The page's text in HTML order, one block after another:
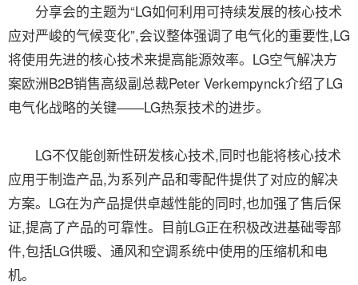
分享会的主题为“LG如何利用可持续发展的核心技术
应对严峻的气候变化”,会议整体强调了电气化的重要性,LG
将使用先进的核心技术来提高能源效率。LG空气解决方
案欧洲B2B销售高级副总裁Peter Verkempynck介绍了LG
电气化战略的关键——LG热泵技术的进步。
LG不仅能创新性研发核心技术,同时也能将核心技术
应用于制造产品,为系列产品和零配件提供了对应的解决
方案。LG在为产品提供卓越性能的同时,也加强了售后保
证,提高了产品的可靠性。目前LG正在积极改进基础零部
件,包括LG供暖、通风和空调系统中使用的压缩机和电
机。